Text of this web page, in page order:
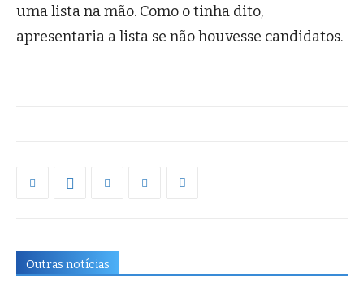
uma lista na mão. Como o tinha dito,
apresentaria a lista se não houvesse candidatos.
Outras notícias